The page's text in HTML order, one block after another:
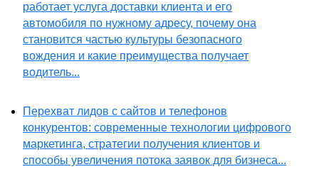
работает услуга доставки клиента и его
автомобиля по нужному адресу, почему она
становится частью культуры безопасного
вождения и какие преимущества получает
водитель...
Перехват лидов с сайтов и телефонов
конкурентов: современные технологии цифрового
маркетинга, стратегии получения клиентов и
способы увеличения потока заявок для бизнеса...